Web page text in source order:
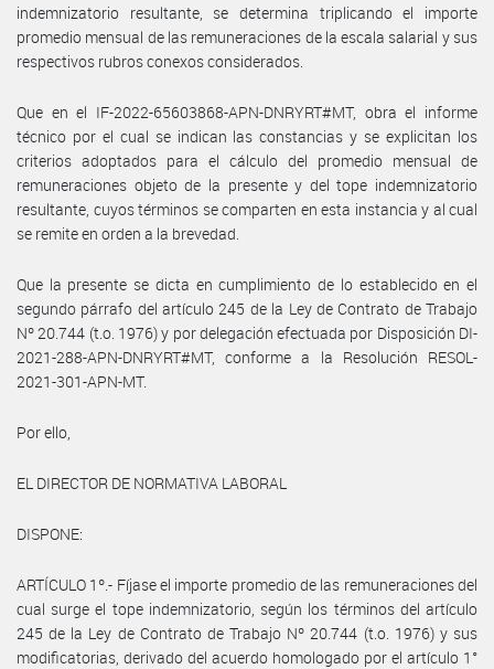
indemnizatorio resultante, se determina triplicando el importe
promedio mensual de las remuneraciones de la escala salarial y sus
respectivos rubros conexos considerados.
Que en el IF-2022-65603868-APN-DNRYRT#MT, obra el informe
técnico por el cual se indican las constancias y se explicitan los
criterios adoptados para el cálculo del promedio mensual de
remuneraciones objeto de la presente y del tope indemnizatorio
resultante, cuyos términos se comparten en esta instancia y al cual
se remite en orden a la brevedad.
Que la presente se dicta en cumplimiento de lo establecido en el
segundo párrafo del artículo 245 de la Ley de Contrato de Trabajo
Nº 20.744 (t.o. 1976) y por delegación efectuada por Disposición DI-
2021-288-APN-DNRYRT#MT, conforme a la Resolución RESOL-
2021-301-APN-MT.
Por ello,
EL DIRECTOR DE NORMATIVA LABORAL
DISPONE:
ARTÍCULO 1º.- Fíjase el importe promedio de las remuneraciones del
cual surge el tope indemnizatorio, según los términos del artículo
245 de la Ley de Contrato de Trabajo Nº 20.744 (t.o. 1976) y sus
modificatorias, derivado del acuerdo homologado por el artículo 1°